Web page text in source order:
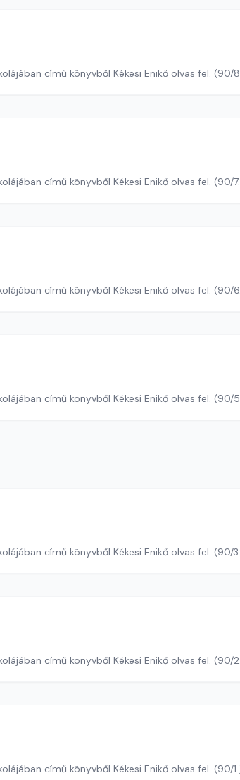
Romano Guardini: Az imádság iskolájában című könyvből Kékesi
Romano Guardini: Az imádság iskolájában című könyvből Kékesi Enikő
Romano Guardini: Az imádság iskolájában című könyvből Kékesi
Romano Guardini: Az imádság iskolájában című könyvből Kékesi
Romano Guardini: Az imádság iskolájában című könyvből Kékesi
Romano Guardini: Az imádság iskolájában című könyvből Kékesi
Romano Guardini: Az imádság iskolájában című könyvből Kékesi Enikő